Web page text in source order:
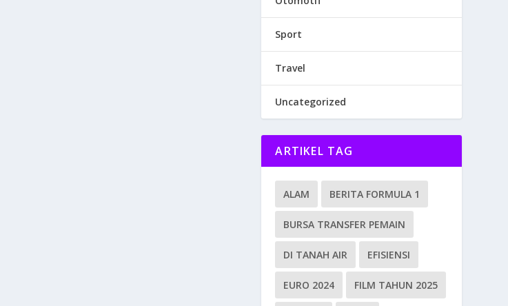
Sport
Travel
Uncategorized
ARTIKEL TAG
ALAM BERITA FORMULA 1
BURSA TRANSFER PEMAIN
DI TANAH AIR EFISIENSI
EURO 2024 FILM TAHUN 2025